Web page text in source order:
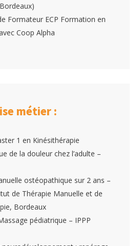
Formateur ECP Formation en
Coop Alpha
métier :
1 en Kinésithérapie
de la douleur chez l’adulte –
ostéopathique sur 2 ans –
de Thérapie Manuelle et de
Bordeaux
pédiatrique – IPPP